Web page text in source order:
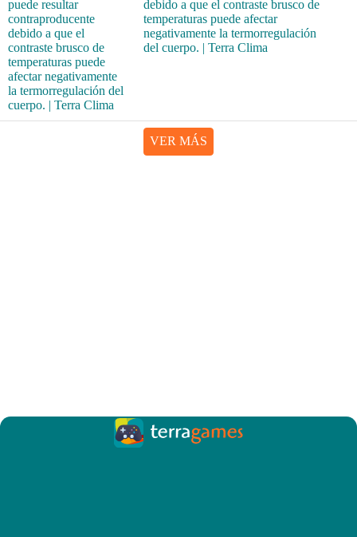
debido a que el contraste brusco de
temperaturas puede afectar
negativamente la termorregulación
del cuerpo. | Terra Clima
VER MÁS